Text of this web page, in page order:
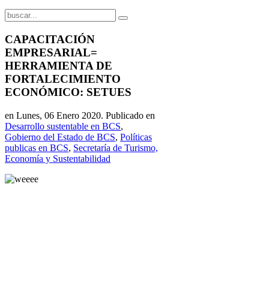
CAPACITACIÓN
EMPRESARIAL=
HERRAMIENTA DE
FORTALECIMIENTO
ECONÓMICO: SETUES
en Lunes, 06 Enero 2020. Publicado en
Desarrollo sustentable en BCS,
Gobierno del Estado de BCS, Políticas
publicas en BCS, Secretaría de Turismo,
Economía y Sustentabilidad